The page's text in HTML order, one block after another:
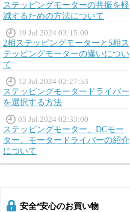
ステッピングモーターの共振を軽
減するための方法について
19 Jul 2024 03:15:00
2相ステッピングモーターと5相ス
テッピングモーターの違いについ
て
12 Jul 2024 02:27:53
ステッピングモータードライバー
を選択する方法
05 Jul 2024 02:33:00
ステッピングモーター、DCモー
ター、モータードライバーの紹介
について
安全*安心のお買い物